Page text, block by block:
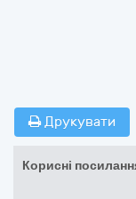
Друкувати
Корисні